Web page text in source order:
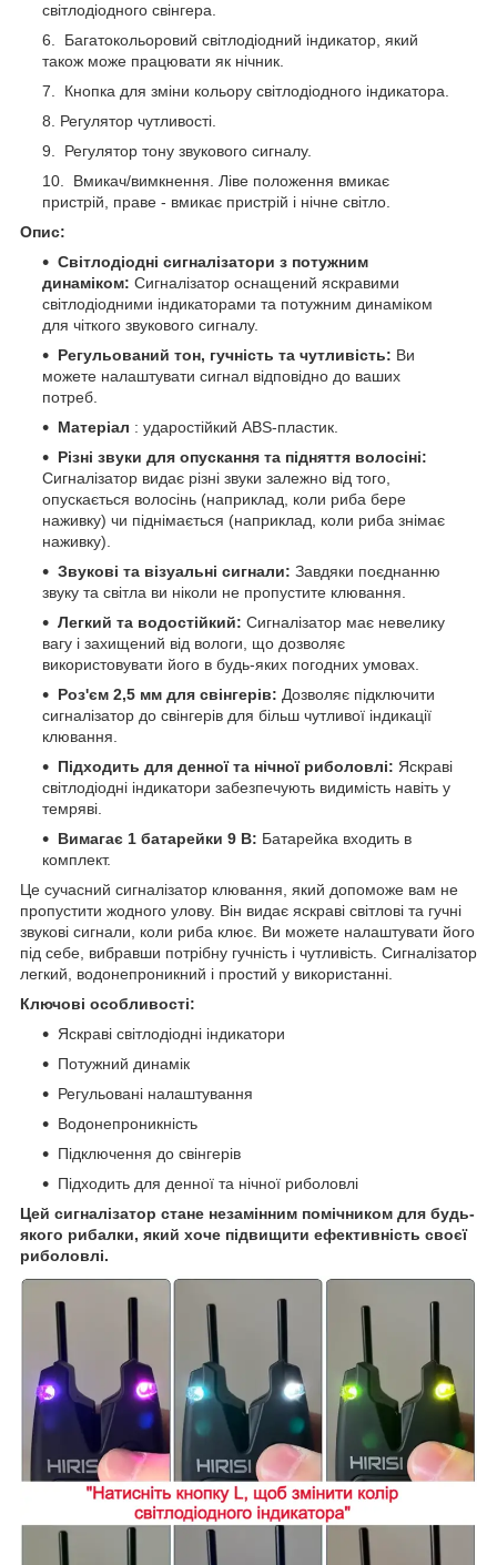
світлодіодного свінгера.
Багатокольоровий світлодіодний індикатор, який
також може працювати як нічник.
Кнопка для зміни кольору світлодіодного індикатора.
Регулятор чутливості.
Регулятор тону звукового сигналу.
Вмикач/вимкнення. Ліве положення вмикає
пристрій, праве - вмикає пристрій і нічне світло.
Опис:
Світлодіодні сигналізатори з потужним
динаміком: Сигналізатор оснащений яскравими
світлодіодними індикаторами та потужним динаміком
для чіткого звукового сигналу.
Регульований тон, гучність та чутливість: Ви
можете налаштувати сигнал відповідно до ваших
потреб.
Матеріал : ударостійкий ABS-пластик.
Різні звуки для опускання та підняття волосіні:
Сигналізатор видає різні звуки залежно від того,
опускається волосінь (наприклад, коли риба бере
наживку) чи піднімається (наприклад, коли риба знімає
наживку).
Звукові та візуальні сигнали: Завдяки поєднанню
звуку та світла ви ніколи не пропустите клювання.
Легкий та водостійкий: Сигналізатор має невелику
вагу і захищений від вологи, що дозволяє
використовувати його в будь-яких погодних умовах.
Роз'єм 2,5 мм для свінгерів: Дозволяє підключити
сигналізатор до свінгерів для більш чутливої індикації
клювання.
Підходить для денної та нічної риболовлі: Яскраві
світлодіодні індикатори забезпечують видимість навіть у
темряві.
Вимагає 1 батарейки 9 В: Батарейка входить в
комплект.
Це сучасний сигналізатор клювання, який допоможе вам не
пропустити жодного улову. Він видає яскраві світлові та гучні
звукові сигнали, коли риба клює. Ви можете налаштувати його
під себе, вибравши потрібну гучність і чутливість. Сигналізатор
легкий, водонепроникний і простий у використанні.
Ключові особливості:
Яскраві світлодіодні індикатори
Потужний динамік
Регульовані налаштування
Водонепроникність
Підключення до свінгерів
Підходить для денної та нічної риболовлі
Цей сигналізатор стане незамінним помічником для будь-
якого рибалки, який хоче підвищити ефективність своєї
риболовлі.